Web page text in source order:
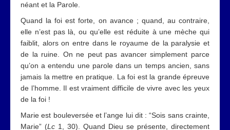
néant et la Parole.
Quand la foi est forte, on avance ; quand, au contraire,
elle n’est pas là, ou qu’elle est réduite à une mèche qui
faiblit, alors on entre dans le royaume de la paralysie et
de la ruine. On ne peut pas avancer simplement parce
qu’on a entendu une parole dans un temps ancien, sans
jamais la mettre en pratique. La foi est la grande épreuve
de l’homme. Il est vraiment difficile de vivre avec les yeux
de la foi !
Marie est bouleversée et l’ange lui dit : “Sois sans crainte,
Marie” (Lc 1, 30). Quand Dieu se présente, directement